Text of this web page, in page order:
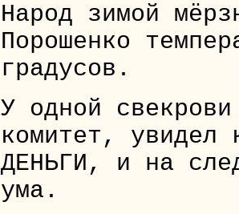
Народ зимой
Порошенко
градусов.
У одной
комитет, увидел
ДЕНЬГИ, и на
ума.